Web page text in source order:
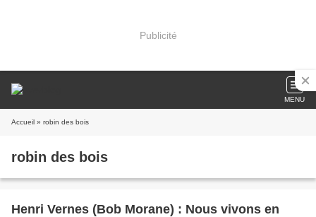
Publicité
MENU
Accueil » robin des bois
robin des bois
Henri Vernes (Bob Morane) : Nous vivons en